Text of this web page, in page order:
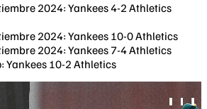
2024: Yankees 4-2 Athletics
2024: Yankees 10-0 Athletics
2024: Yankees 7-4 Athletics
Yankees 10-2 Athletics